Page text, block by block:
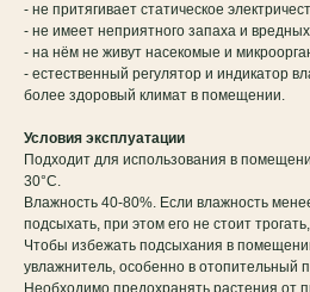
- не притягивает статическое
- не имеет неприятного запаха и
- на нём не живут насекомые и
- естественный регулятор и индикатор
более здоровый климат в помещении.
Условия эксплуатации
Подходит для использования в
30°C.
Влажность 40-80%. Если влажность
подсыхать, при этом его не стоит
Чтобы избежать подсыхания в
увлажнитель, особенно в отопительный